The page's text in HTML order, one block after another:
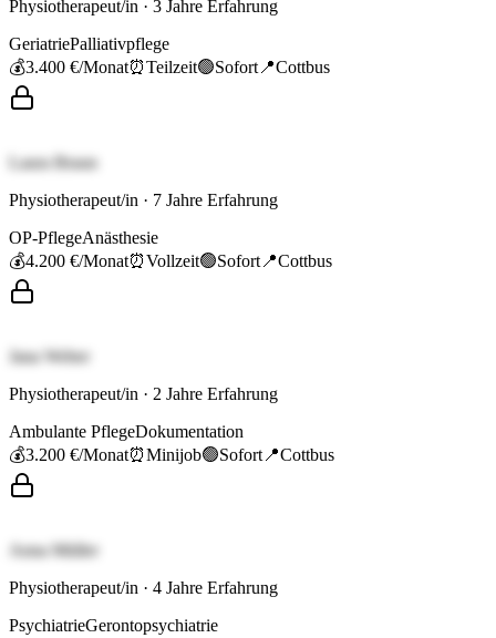
Physiotherapeut/in · 3 Jahre Erfahrung
GeriatriePalliativpflege
💰3.400 €/Monat⏰Teilzeit🟢Sofort 📍Cottbus
Laura Braun
Physiotherapeut/in · 7 Jahre Erfahrung
OP-PflegeAnästhesie
💰4.200 €/Monat⏰Vollzeit🟢Sofort 📍Cottbus
Jana Weber
Physiotherapeut/in · 2 Jahre Erfahrung
Ambulante PflegeDokumentation
💰3.200 €/Monat⏰Minijob🟢Sofort 📍Cottbus
Anna Müller
Physiotherapeut/in · 4 Jahre Erfahrung
PsychiatrieGerontopsychiatrie